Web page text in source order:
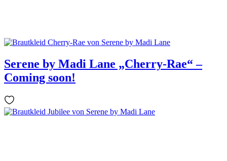
Serene by Madi Lane „Cherry-Rae“ –
Coming soon!